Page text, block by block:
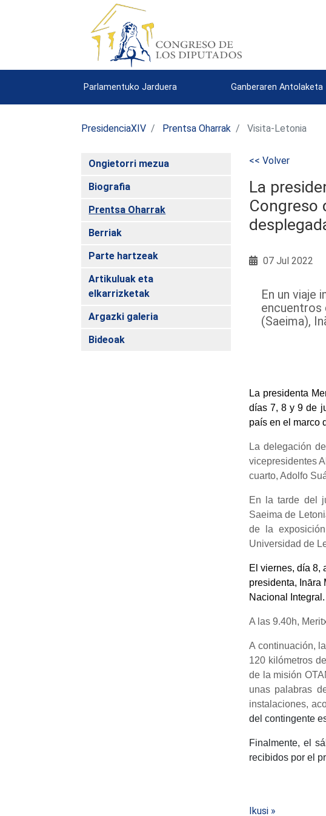
Parlamentuko Jarduera Ganberaren Antolaketa
PresidenciaXIV Prentsa Oharrak Visita-Letonia
Ongietorri mezua
Biografia
Prentsa Oharrak
Berriak
Parte hartzeak
Artikuluak eta
elkarrizketak
Argazki galeria
Bideoak
<< Volver
La
Congreso
07 Jul 2022
En un viaje
encuentros
(Saeima),
La presidenta
días 7, 8 y 9 de
país en el marco
La delegación
vicepresidentes
cuarto, Adolfo
En la tarde del
Saeima de
de la
Universidad de
El viernes, día 8,
presidenta, Ināra
Nacional Integral.
A las 9.40h,
A continuación,
120 kilómetros
de la misión
unas palabras
instalaciones,
del contingente
Finalmente, el
recibidos por el
Ikusi »